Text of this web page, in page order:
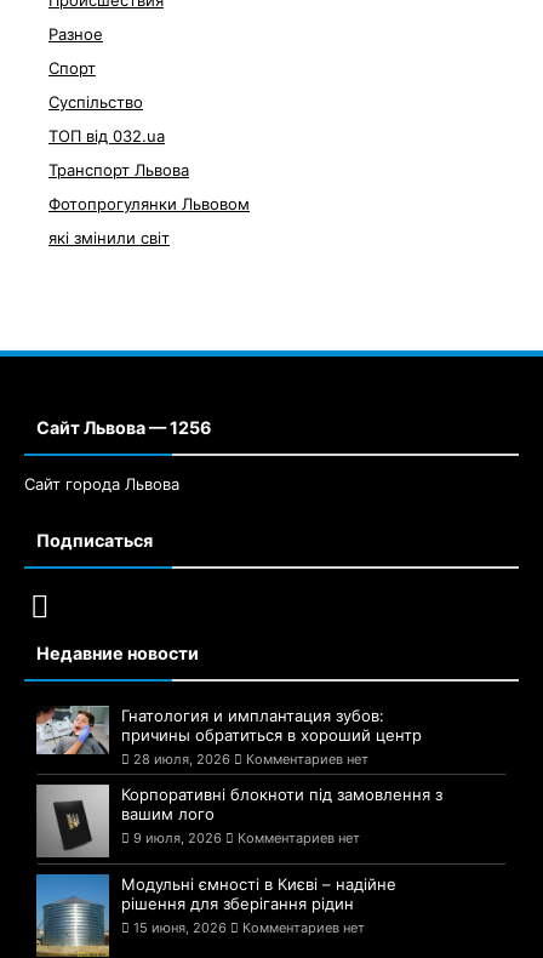
Разное
Спорт
Суспільство
ТОП від 032.ua
Транспорт Львова
Фотопрогулянки Львовом
які змінили світ
Сайт Львова — 1256
Сайт города Львова
Подписаться
Недавние новости
Гнатология и имплантация зубов:
причины обратиться в хороший центр
28 июля, 2026 Комментариев нет
Корпоративні блокноти під замовлення з
вашим лого
9 июля, 2026 Комментариев нет
Модульні ємності в Києві – надійне
рішення для зберігання рідин
15 июня, 2026 Комментариев нет